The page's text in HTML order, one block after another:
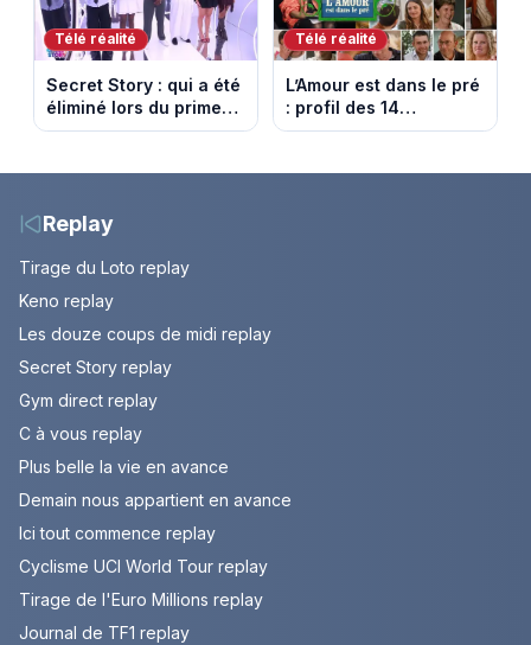
Télé réalité
Secret Story : qui a été
éliminé lors du prime
du 6 août 2026 sur
Télé réalité
L’Amour est dans le pré
: profil des 14
agriculteurs, speed
nouvelles histoires
Replay
Tirage du Loto replay
Keno replay
Les douze coups de midi replay
Secret Story replay
Gym direct replay
C à vous replay
Plus belle la vie en avance
Demain nous appartient en avance
Ici tout commence replay
Cyclisme UCI World Tour replay
Tirage de l'Euro Millions replay
Journal de TF1 replay